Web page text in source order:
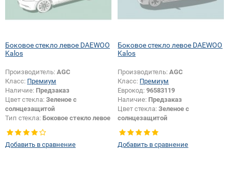
Боковое стекло левое DAEWOO
Kalos
Производитель: AGC
Класс: Премиум
Наличие: Предзаказ
Цвет стекла: Зеленое с
солнцезащитой
Тип стекла: Боковое стекло левое
Добавить в сравнение
Боковое стекло левое DAEWOO
Kalos
Производитель:AGC
Класс: Премиум
Еврокод:96583119
Наличие: Предзаказ
Цвет стекла:Зеленое с
солнцезащитой
Тип стекла:Боковое стекло левое
Добавить в сравнение